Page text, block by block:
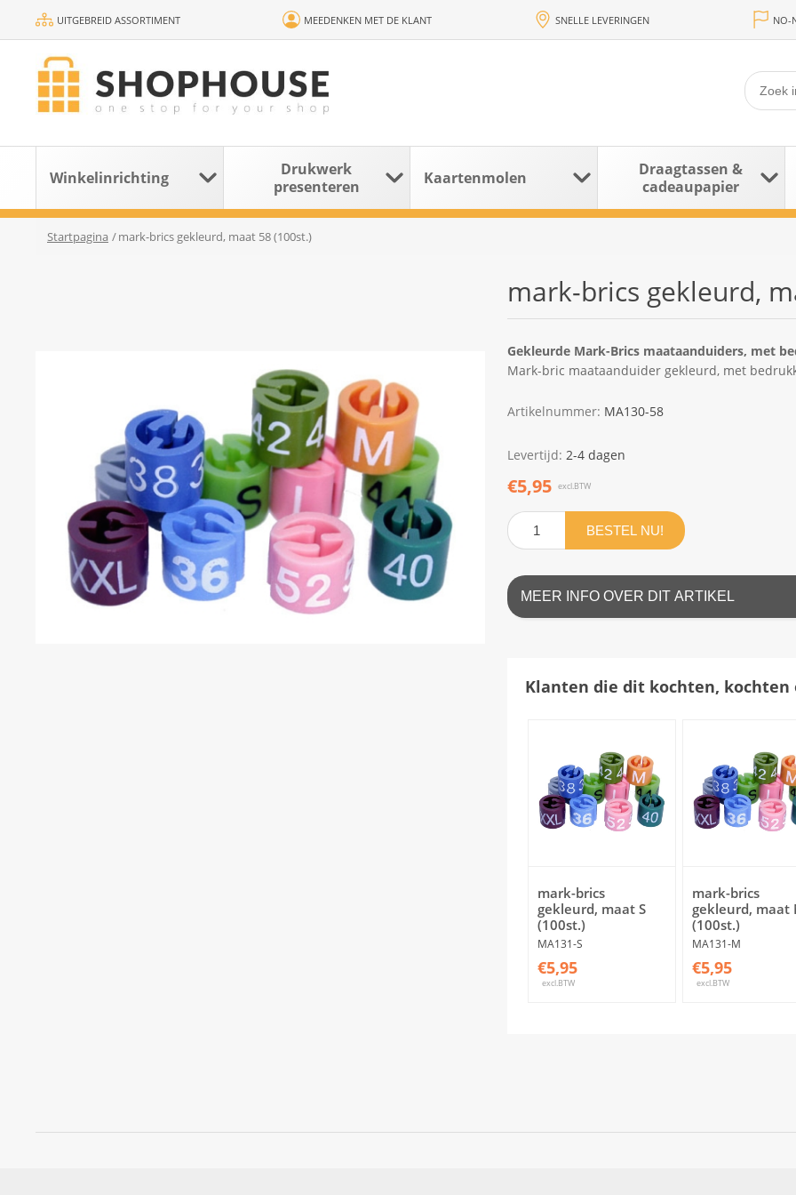
UITGEBREID ASSORTIMENT MEEDENKEN MET DE KLANT SNELLE LEVERINGEN NO-
Winkelinrichting
Drukwerk
presenteren
Kaartenmolen
Draagtassen &
cadeaupapier
Startpagina /mark-brics gekleurd, maat 58 (100st.)
mark-brics gekleurd,
Gekleurde Mark-Brics maataanduiders, met
Mark-bric maataanduider gekleurd, met
Artikelnummer: MA130-58
Levertijd: 2-4 dagen
€5,95 excl.BTW
BESTEL NU!
MEER INFO OVER DIT ARTIKEL
Klanten die dit kochten, kochten
mark-brics
gekleurd, maat S
(100st.)
MA131-S
€5,95
excl.BTW
mark-brics
gekleurd, maat
(100st.)
MA131-M
€5,95
excl.BTW